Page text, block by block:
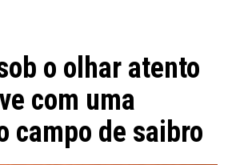
o olhar atento
com uma
campo de saibro